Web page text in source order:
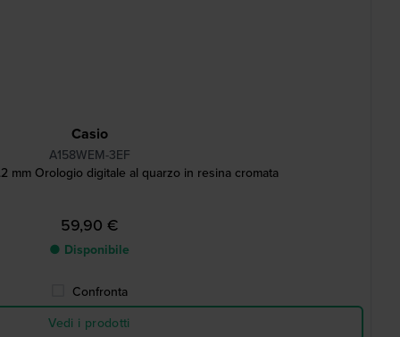
Casio
A158WEM-3EF
mm Orologio digitale al quarzo in resina cromata
59,90 €
● Disponibile
Confronta
Vedi i prodotti